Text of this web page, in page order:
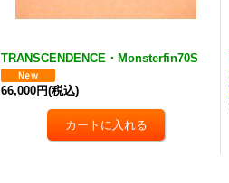
TRANSCENDENCE・Monsterfin70S
66,000円(税込)